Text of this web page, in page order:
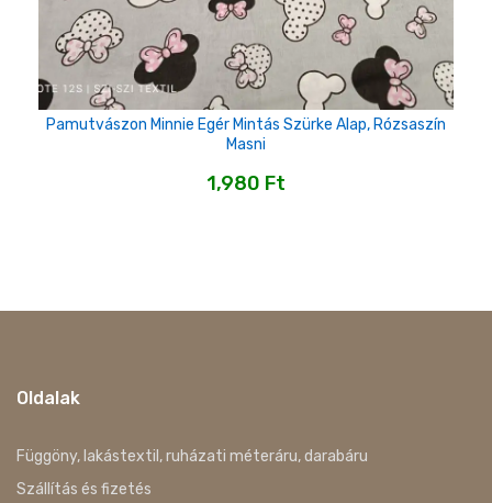
Pamutvászon Minnie Egér Mintás Szürke Alap, Rózsaszín
Masni
1,980 Ft
Oldalak
Függöny, lakástextil, ruházati méteráru, darabáru
Szállítás és fizetés